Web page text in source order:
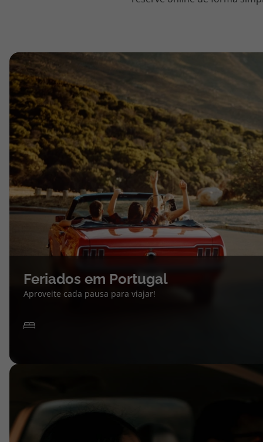
topatlantico@topatlantico.com
Feriados em Portugal
Aproveite cada pausa para viajar!